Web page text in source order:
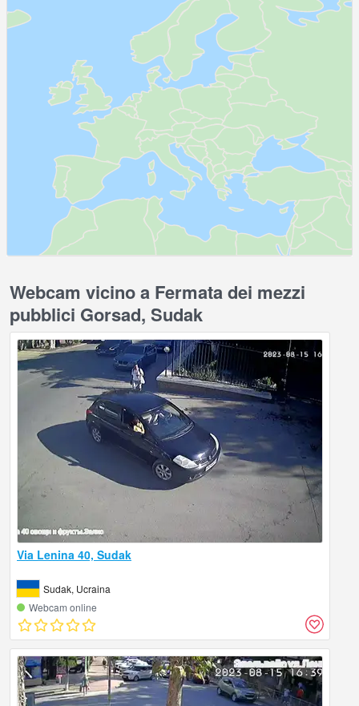
Webcam vicino a Fermata dei mezzi
pubblici Gorsad, Sudak
Via Lenina 40, Sudak
Sudak, Ucraina
Webcam online